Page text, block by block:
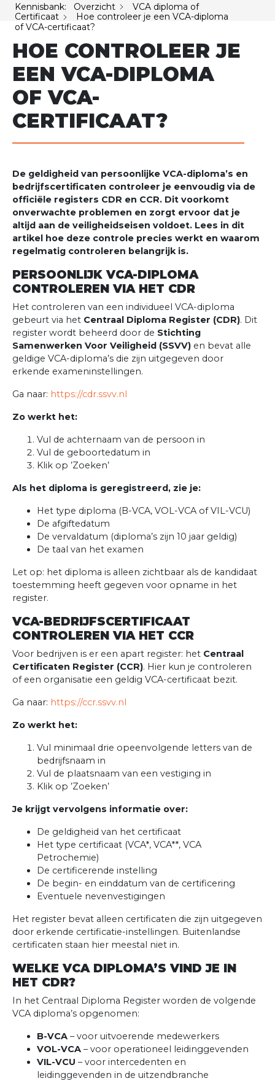
Kennisbank: Overzicht
VCA diploma of
Certificaat
Hoe controleer je een VCA-diploma
of VCA-certificaat?
HOE CONTROLEER JE
EEN VCA-DIPLOMA
OF VCA-
CERTIFICAAT?
De geldigheid van persoonlijke VCA-diploma’s en
bedrijfscertificaten controleer je eenvoudig via de
officiële registers CDR en CCR. Dit voorkomt
onverwachte problemen en zorgt ervoor dat je
altijd aan de veiligheidseisen voldoet. Lees in dit
artikel hoe deze controle precies werkt en waarom
regelmatig controleren belangrijk is.
PERSOONLIJK VCA-DIPLOMA
CONTROLEREN VIA HET CDR
Het controleren van een individueel VCA-diploma
gebeurt via het Centraal Diploma Register (CDR). Dit
register wordt beheerd door de Stichting
Samenwerken Voor Veiligheid (SSVV) en bevat alle
geldige VCA-diploma’s die zijn uitgegeven door
erkende exameninstellingen.
Ga naar: https://cdr.ssvv.nl
Zo werkt het:
Vul de achternaam van de persoon in
Vul de geboortedatum in
Klik op ’Zoeken’
Als het diploma is geregistreerd, zie je:
Het type diploma (B-VCA, VOL-VCA of VIL-VCU)
De afgiftedatum
De vervaldatum (diploma’s zijn 10 jaar geldig)
De taal van het examen
Let op: het diploma is alleen zichtbaar als de kandidaat
toestemming heeft gegeven voor opname in het
register.
VCA-BEDRIJFSCERTIFICAAT
CONTROLEREN VIA HET CCR
Voor bedrijven is er een apart register: het Centraal
Certificaten Register (CCR). Hier kun je controleren
of een organisatie een geldig VCA-certificaat bezit.
Ga naar: https://ccr.ssvv.nl
Zo werkt het:
Vul minimaal drie opeenvolgende letters van de
bedrijfsnaam in
Vul de plaatsnaam van een vestiging in
Klik op ’Zoeken’
Je krijgt vervolgens informatie over:
De geldigheid van het certificaat
Het type certificaat (VCA*, VCA**, VCA
Petrochemie)
De certificerende instelling
De begin- en einddatum van de certificering
Eventuele nevenvestigingen
Het register bevat alleen certificaten die zijn uitgegeven
door erkende certificatie-instellingen. Buitenlandse
certificaten staan hier meestal niet in.
WELKE VCA DIPLOMA’S VIND JE IN
HET CDR?
In het Centraal Diploma Register worden de volgende
VCA diploma’s opgenomen:
B-VCA – voor uitvoerende medewerkers
VOL-VCA – voor operationeel leidinggevenden
VIL-VCU – voor intercedenten en
leidinggevenden in de uitzendbranche